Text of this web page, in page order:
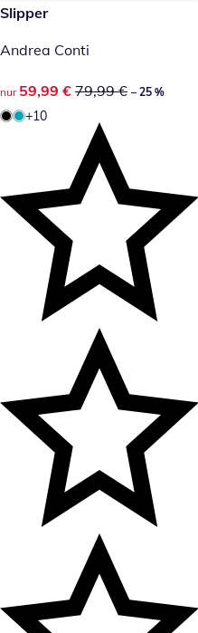
reduzierter Preis 59,99 €,
-25 %
Slipper
Andrea Conti
reduzierter Preis 59,99 €,
nur 59,99 € 79,99 € – 25 %
+10